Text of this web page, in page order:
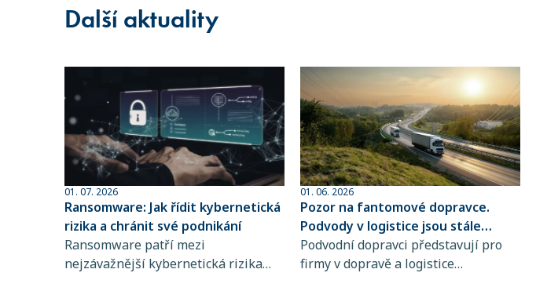
Další aktuality
01. 07. 2026
Ransomware: Jak řídit kybernetická
rizika a chránit své podnikání
Ransomware patří mezi
nejzávažnější kybernetická rizika
01. 06. 2026
Pozor na fantomové dopravce.
Podvody v logistice jsou stále
sofistikovanější
Podvodní dopravci představují pro
firmy v dopravě a logistice